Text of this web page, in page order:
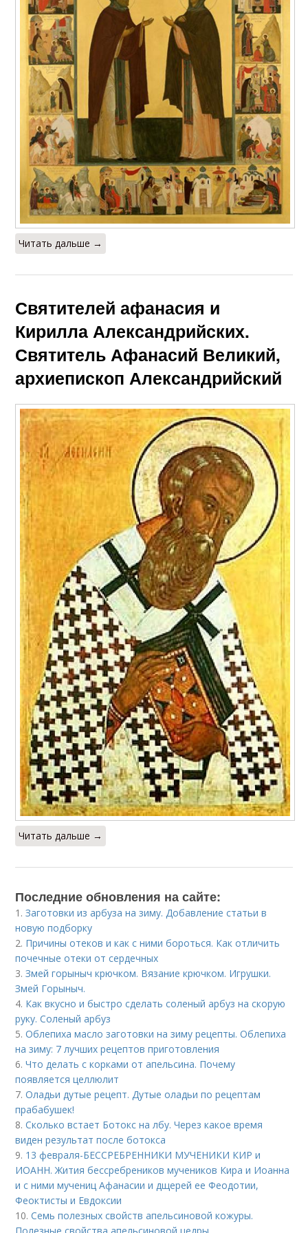
Читать дальше →
Святителей афанасия и
Кирилла Александрийских.
Святитель Афанасий Великий,
архиепископ Александрийский
Читать дальше →
Последние обновления на сайте:
1.Заготовки из арбуза на зиму. Добавление статьи в
новую подборку
2. Причины отеков и как с ними бороться. Как отличить
почечные отеки от сердечных
3.Змей горыныч крючком. Вязание крючком. Игрушки.
Змей Горыныч.
4. Как вкусно и быстро сделать соленый арбуз на скорую
руку. Соленый арбуз
5.Облепиха масло заготовки на зиму рецепты. Облепиха
на зиму: 7 лучших рецептов приготовления
6.Что делать с корками от апельсина. Почему
появляется целлюлит
7.Оладьи дутые рецепт. Дутые оладьи по рецептам
прабабушек!
8.Сколько встает Ботокс на лбу. Через какое время
виден результат после ботокса
9. 13 февраля-БЕССРЕБРЕННИКИ МУЧЕНИКИ КИР и
ИОАНН. Жития бессребреников мучеников Кира и Иоанна
и с ними мучениц Афанасии и дщерей ее Феодотии,
Феоктисты и Евдоксии
10.Семь полезных свойств апельсиновой кожуры.